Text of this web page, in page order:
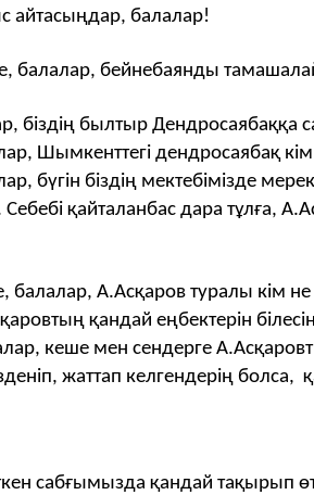
айтасыңдар, балалар!
балалар, бейнебаянды
біздің былтыр Дендросаябаққа
Шымкенттегі дендросаябақ
бүгін біздің мектебімізде
қайталанбас дара тұлға,
балалар, А.Асқаров туралы кім не
қандай еңбектерін
кеше мен сендерге
жаттап келгендерің болса,
сабғымызда қандай тақырып